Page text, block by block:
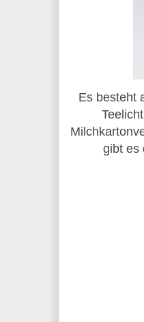
Es besteht
gibt es